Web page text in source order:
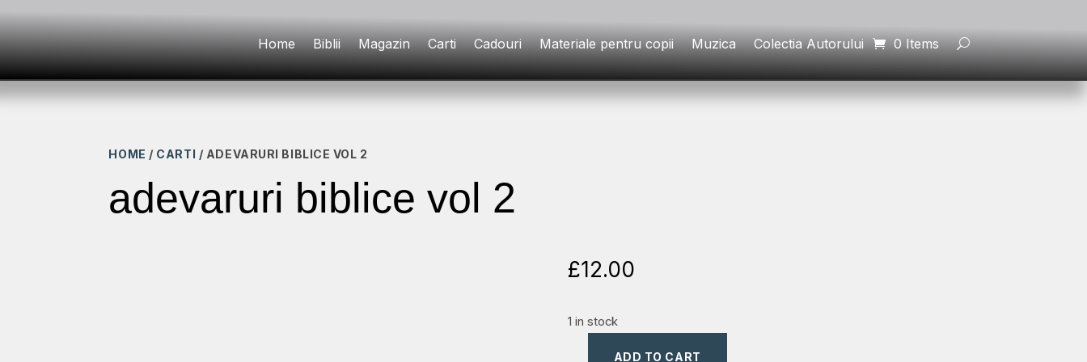
Home Biblii Magazin Carti Cadouri Materiale pentru copii Muzica Colectia Autorului 0 Items
HOME / CARTI / ADEVARURI BIBLICE VOL 2
adevaruri biblice vol 2
£12.00
1 in stock
ADD TO CART